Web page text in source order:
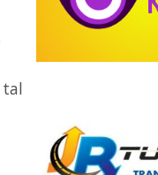
tal